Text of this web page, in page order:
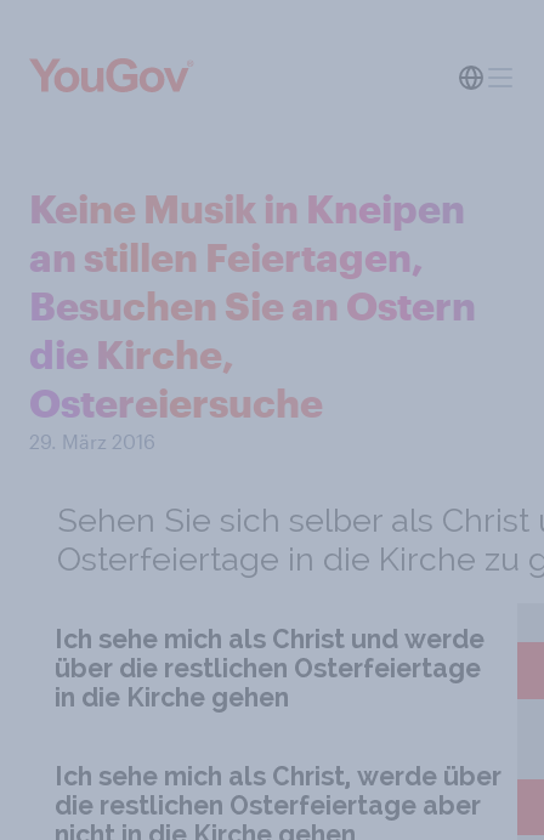
Keine Musik in Kneipen
an stillen Feiertagen,
Besuchen Sie an Ostern
die Kirche,
Ostereiersuche
29. März 2016